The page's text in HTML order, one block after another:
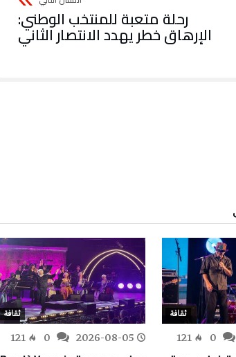
رحلة متعبة للمنتخب الوطني:
الإرهاق خطر يهدد الانتصار الثاني
ثقافة
121
ثقافة
2026-08-05
121